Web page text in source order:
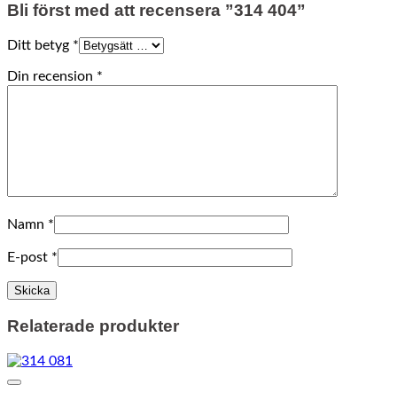
Bli först med att recensera ”314 404”
Ditt betyg *
Din recension *
Namn *
E-post *
Relaterade produkter